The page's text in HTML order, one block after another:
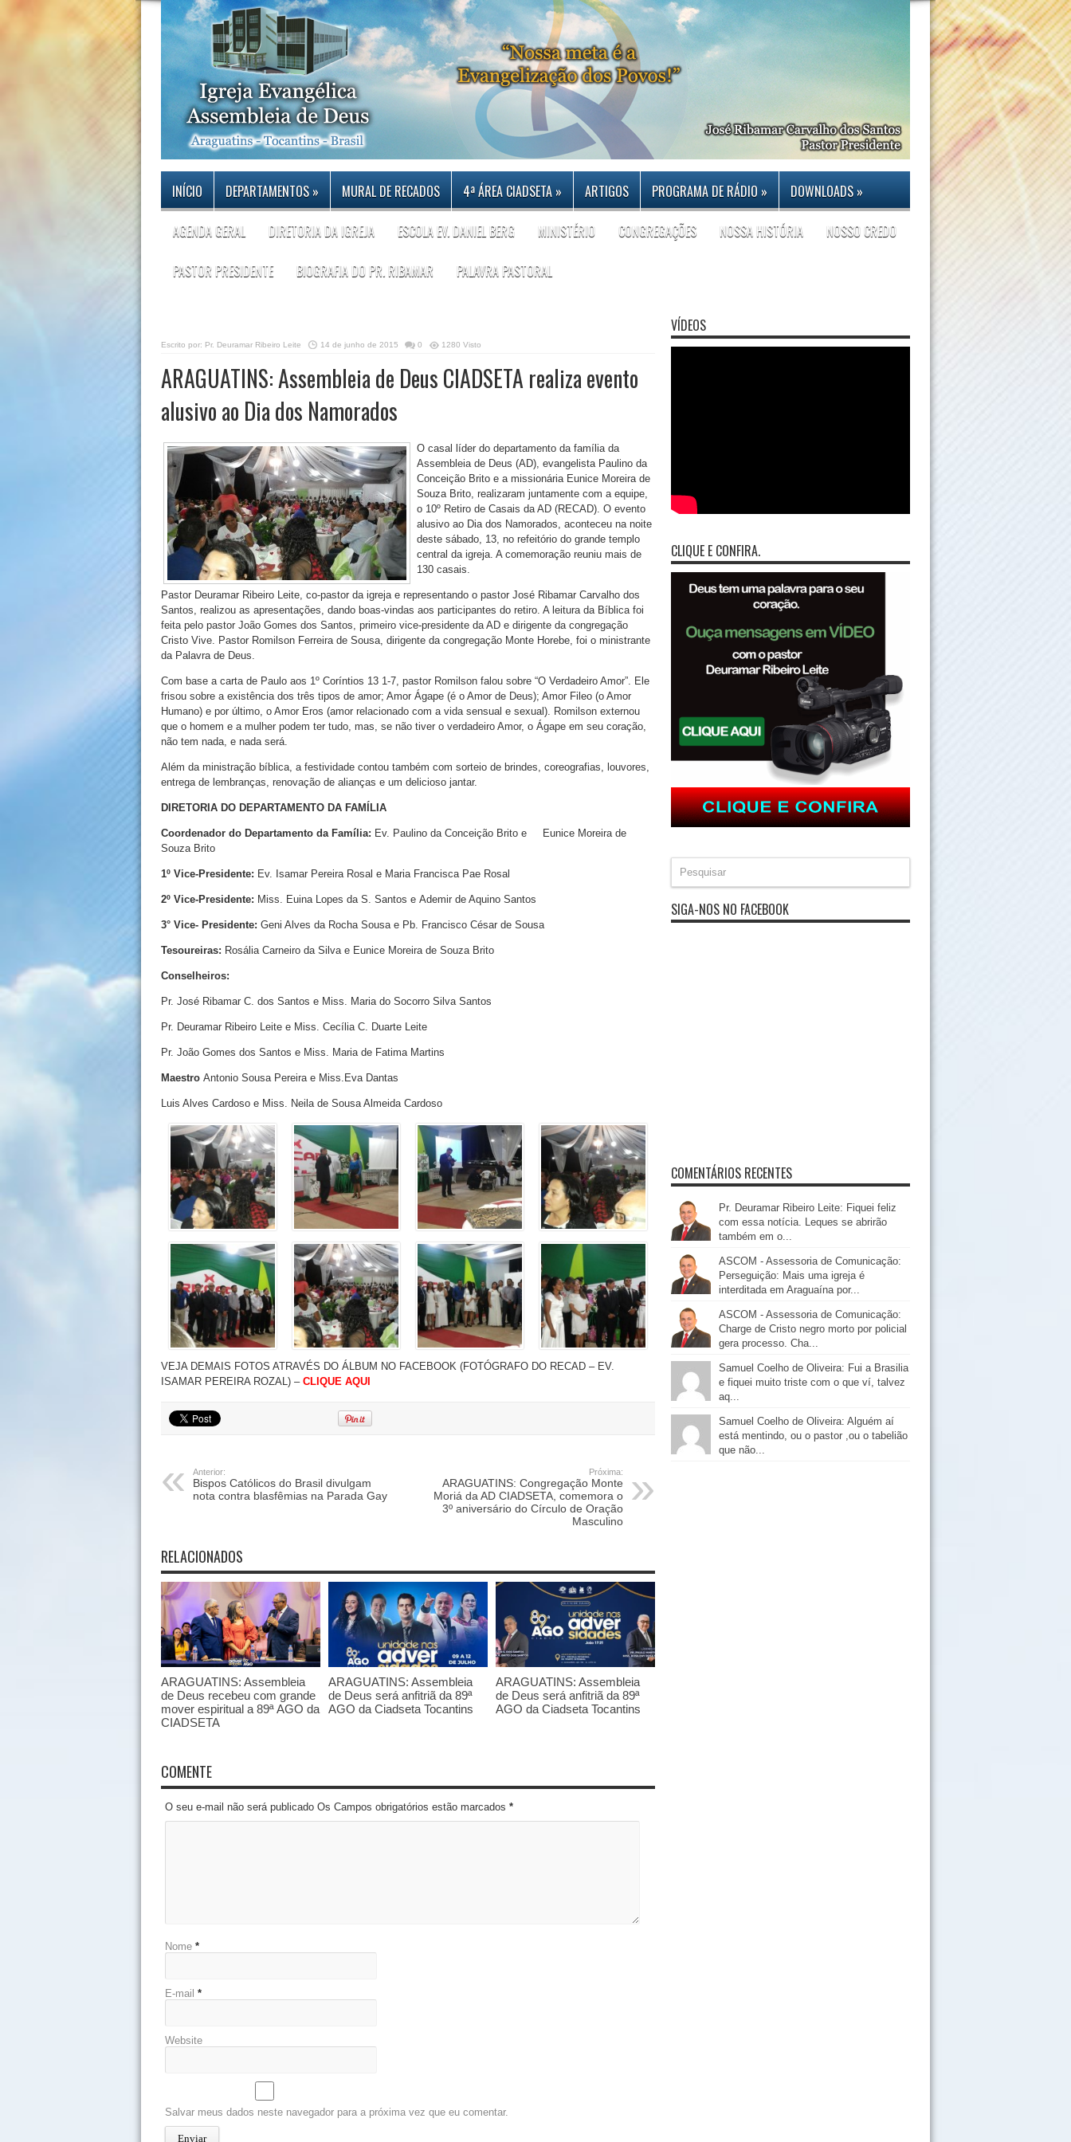
INÍCIO DEPARTAMENTOS» MURAL DE RECADOS 4ª ÁREA CIADSETA» ARTIGOS PROGRAMA DE RÁDIO» DOWNLOADS»
AGENDA GERAL DIRETORIA DA IGREJA ESCOLA EV. DANIEL BERG MINISTÉRIO CONGREGAÇÕES NOSSA HISTÓRIA NOSSO CREDO
PASTOR PRESIDENTE BIOGRAFIA DO PR. RIBAMAR PALAVRA PASTORAL
Escrito por: Pr. Deuramar Ribeiro Leite 14 de junho de 2015 0 1280 Visto
ARAGUATINS: Assembleia de Deus CIADSETA realiza evento
alusivo ao Dia dos Namorados
O casal líder do departamento da família da
Assembleia de Deus (AD), evangelista Paulino da
Conceição Brito e a missionária Eunice Moreira de
Souza Brito, realizaram juntamente com a equipe,
o 10º Retiro de Casais da AD (RECAD). O evento
alusivo ao Dia dos Namorados, aconteceu na noite
deste sábado, 13, no refeitório do grande templo
central da igreja. A comemoração reuniu mais de
130 casais.
Pastor Deuramar Ribeiro Leite, co-pastor da igreja e representando o pastor José Ribamar Carvalho dos
Santos, realizou as apresentações, dando boas-vindas aos participantes do retiro. A leitura da Bíblica foi
feita pelo pastor João Gomes dos Santos, primeiro vice-presidente da AD e dirigente da congregação
Cristo Vive. Pastor Romilson Ferreira de Sousa, dirigente da congregação Monte Horebe, foi o ministrante
da Palavra de Deus.
Com base a carta de Paulo aos 1º Coríntios 13 1-7, pastor Romilson falou sobre “O Verdadeiro Amor”. Ele
frisou sobre a existência dos três tipos de amor; Amor Ágape (é o Amor de Deus); Amor Fileo (o Amor
Humano) e por último, o Amor Eros (amor relacionado com a vida sensual e sexual). Romilson externou
que o homem e a mulher podem ter tudo, mas, se não tiver o verdadeiro Amor, o Ágape em seu coração,
não tem nada, e nada será.
Além da ministração bíblica, a festividade contou também com sorteio de brindes, coreografias, louvores,
entrega de lembranças, renovação de alianças e um delicioso jantar.
DIRETORIA DO DEPARTAMENTO DA FAMÍLIA
Coordenador do Departamento da Família: Ev. Paulino da Conceição Brito e Eunice Moreira de
Souza Brito
1º Vice-Presidente: Ev. Isamar Pereira Rosal e Maria Francisca Pae Rosal
2º Vice-Presidente: Miss. Euina Lopes da S. Santos e Ademir de Aquino Santos
3° Vice- Presidente: Geni Alves da Rocha Sousa e Pb. Francisco César de Sousa
Tesoureiras: Rosália Carneiro da Silva e Eunice Moreira de Souza Brito
Conselheiros:
Pr. José Ribamar C. dos Santos e Miss. Maria do Socorro Silva Santos
Pr. Deuramar Ribeiro Leite e Miss. Cecília C. Duarte Leite
Pr. João Gomes dos Santos e Miss. Maria de Fatima Martins
Maestro Antonio Sousa Pereira e Miss.Eva Dantas
Luis Alves Cardoso e Miss. Neila de Sousa Almeida Cardoso
VEJA DEMAIS FOTOS ATRAVÉS DO ÁLBUM NO FACEBOOK (FOTÓGRAFO DO RECAD – EV.
ISAMAR PEREIRA ROZAL) – CLIQUE AQUI
Anterior:
Bispos Católicos do Brasil divulgam
nota contra blasfêmias na Parada Gay
Próxima:
ARAGUATINS: Congregação Monte
Moriá da AD CIADSETA, comemora o
3º aniversário do Círculo de Oração
Masculino
RELACIONADOS
ARAGUATINS: Assembleia
de Deus recebeu com grande
mover espiritual a 89ª AGO da
CIADSETA
ARAGUATINS: Assembleia
de Deus será anfitriã da 89ª
AGO da Ciadseta Tocantins
ARAGUATINS: Assembleia
de Deus será anfitriã da 89ª
AGO da Ciadseta Tocantins
COMENTE
O seu e-mail não será publicado Os Campos obrigatórios estão marcados *
Nome *
E-mail *
Website
Salvar meus dados neste navegador para a próxima vez que eu comentar.
VÍDEOS
CLIQUE E CONFIRA.
SIGA-NOS NO FACEBOOK
COMENTÁRIOS RECENTES
Pr. Deuramar Ribeiro Leite: Fiquei feliz
com essa notícia. Leques se abrirão
também em o...
ASCOM - Assessoria de Comunicação:
Perseguição: Mais uma igreja é
interditada em Araguaína por...
ASCOM - Assessoria de Comunicação:
Charge de Cristo negro morto por policial
gera processo. Cha...
Samuel Coelho de Oliveira: Fui a Brasilia
e fiquei muito triste com o que ví, talvez
aq...
Samuel Coelho de Oliveira: Alguém aí
está mentindo, ou o pastor ,ou o tabelião
que não...